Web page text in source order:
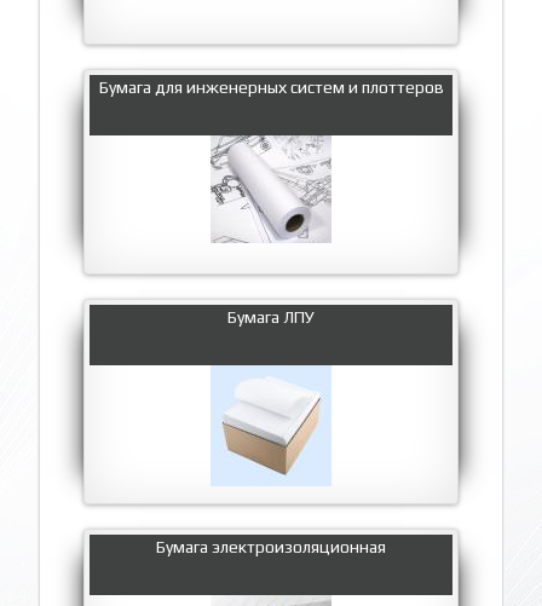
Бумага для инженерных систем и плоттеров
Бумага ЛПУ
Бумага электроизоляционная